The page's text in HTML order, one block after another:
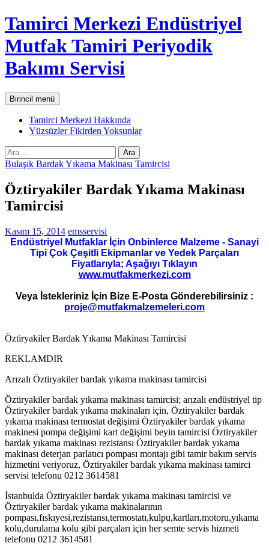
İçeriğe
atla
Tamirci Merkezi Endüstriyel
Mutfak Tamiri Periyodik
Bakımı Servisi
AraBirincil menü
Tamirci Merkezi Hakkında
Yüzsüzler Fikirden Yoksunlar
Arama:
Bulaşık Bardak Yıkama Makinası Tamircisi
Öztiryakiler Bardak Yıkama Makinası
Tamircisi
Kasım 15, 2014 emsservisi
Endüstriyel Mutfaklar İçin Onbinlerce Malzeme - Sanayi
Tipi Çok Çeşitli Ekipmanlar ve Yedek Parçaları
Fiyatlarıyla; Aşağıyı Tıklayın
www.mutfakmerkezi.com
Veya İstekleriniz İçin Bize E-Posta Gönderebilirsiniz :
proje@mutfakmalzemeleri.com
Öztiryakiler Bardak Yıkama Makinası Tamircisi
REKLAMDIR
Arızalı Öztiryakiler bardak yıkama makinası tamircisi
Öztiryakiler bardak yıkama makinası tamircisi; arızalı endüstriyel tip
Öztiryakiler bardak yıkama makinaları için, Öztiryakiler bardak
yıkama makinası termostat değişimi Öztiryakiler bardak yıkama
makinesi pompa değişimi kart değişimi beyin tamircisi Öztiryakiler
bardak yıkama makinası rezistansı Öztiryakiler bardak yıkama
makinası deterjan parlatıcı pompası montajı gibi tamir bakım servis
hizmetini veriyoruz, Öztiryakiler bardak yıkama makinası tamirci
servisi telefonu 0212 3614581
İstanbulda Öztiryakiler bardak yıkama makinası tamircisi ve
Öztiryakiler bardak yıkama makinalarının
pompası,fıskıyesi,rezistansı,termostatı,kulpu,kartları,motoru,yıkama
kolu,durulama kolu gibi parçaları için her semte servis hizmeti
telefonu 0212 3614581